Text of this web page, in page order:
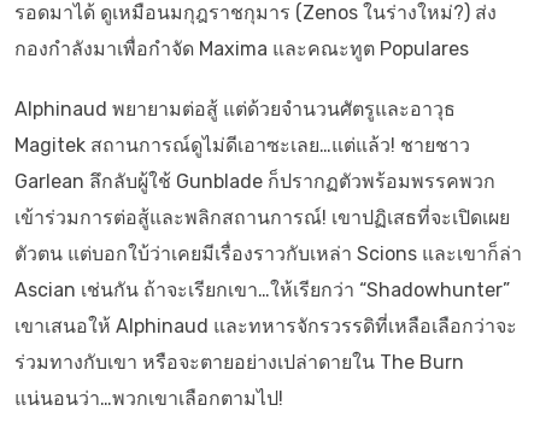
รอดมาได้ ดูเหมือนมกุฎราชกุมาร (Zenos ในร่างใหม่?) ส่ง
กองกำลังมาเพื่อกำจัด Maxima และคณะทูต Populares
Alphinaud พยายามต่อสู้ แต่ด้วยจำนวนศัตรูและอาวุธ
Magitek สถานการณ์ดูไม่ดีเอาซะเลย…แต่แล้ว! ชายชาว
Garlean ลึกลับผู้ใช้ Gunblade ก็ปรากฏตัวพร้อมพรรคพวก
เข้าร่วมการต่อสู้และพลิกสถานการณ์! เขาปฏิเสธที่จะเปิดเผย
ตัวตน แต่บอกใบ้ว่าเคยมีเรื่องราวกับเหล่า Scions และเขาก็ล่า
Ascian เช่นกัน ถ้าจะเรียกเขา…ให้เรียกว่า “Shadowhunter”
เขาเสนอให้ Alphinaud และทหารจักรวรรดิที่เหลือเลือกว่าจะ
ร่วมทางกับเขา หรือจะตายอย่างเปล่าดายใน The Burn
แน่นอนว่า…พวกเขาเลือกตามไป!